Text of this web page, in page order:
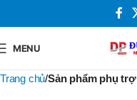
MENU
Trang chủ Sản phẩm phụ trợ